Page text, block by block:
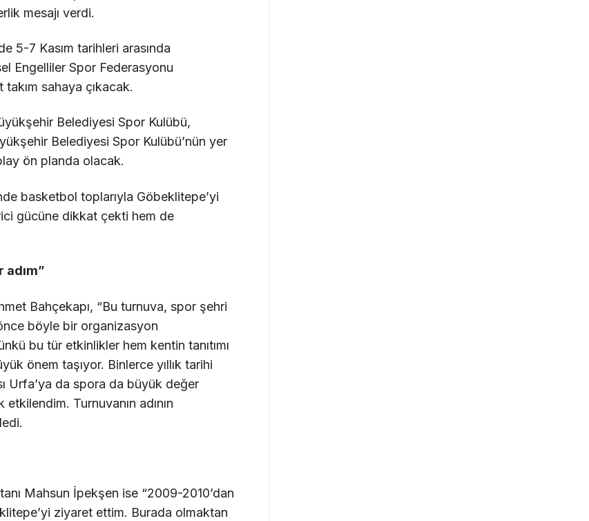
mesajı verdi.
5-7 Kasım tarihleri arasında
Engelliler Spor Federasyonu
sahaya çıkacak.
Belediyesi Spor Kulübü,
Belediyesi Spor Kulübü’nün yer
ön planda olacak.
basketbol toplarıyla Göbeklitepe’yi
gücüne dikkat çekti hem de
Bahçekapı, “Bu turnuva, spor şehri
böyle bir organizasyon
bu tür etkinlikler hem kentin tanıtımı
önem taşıyor. Binlerce yıllık tarihi
Urfa’ya da spora da büyük değer
Turnuvanın adının
Mahsun İpekşen ise “2009-2010’dan
ziyaret ettim. Burada olmaktan